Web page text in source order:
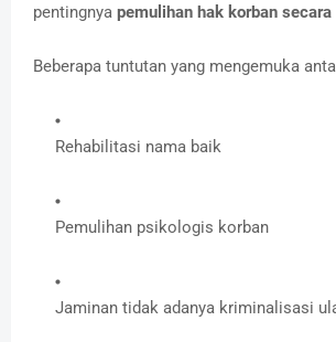
pentingnya pemulihan hak korban
Beberapa tuntutan yang mengemuka
Rehabilitasi nama baik
Pemulihan psikologis korban
Jaminan tidak adanya kriminalisasi